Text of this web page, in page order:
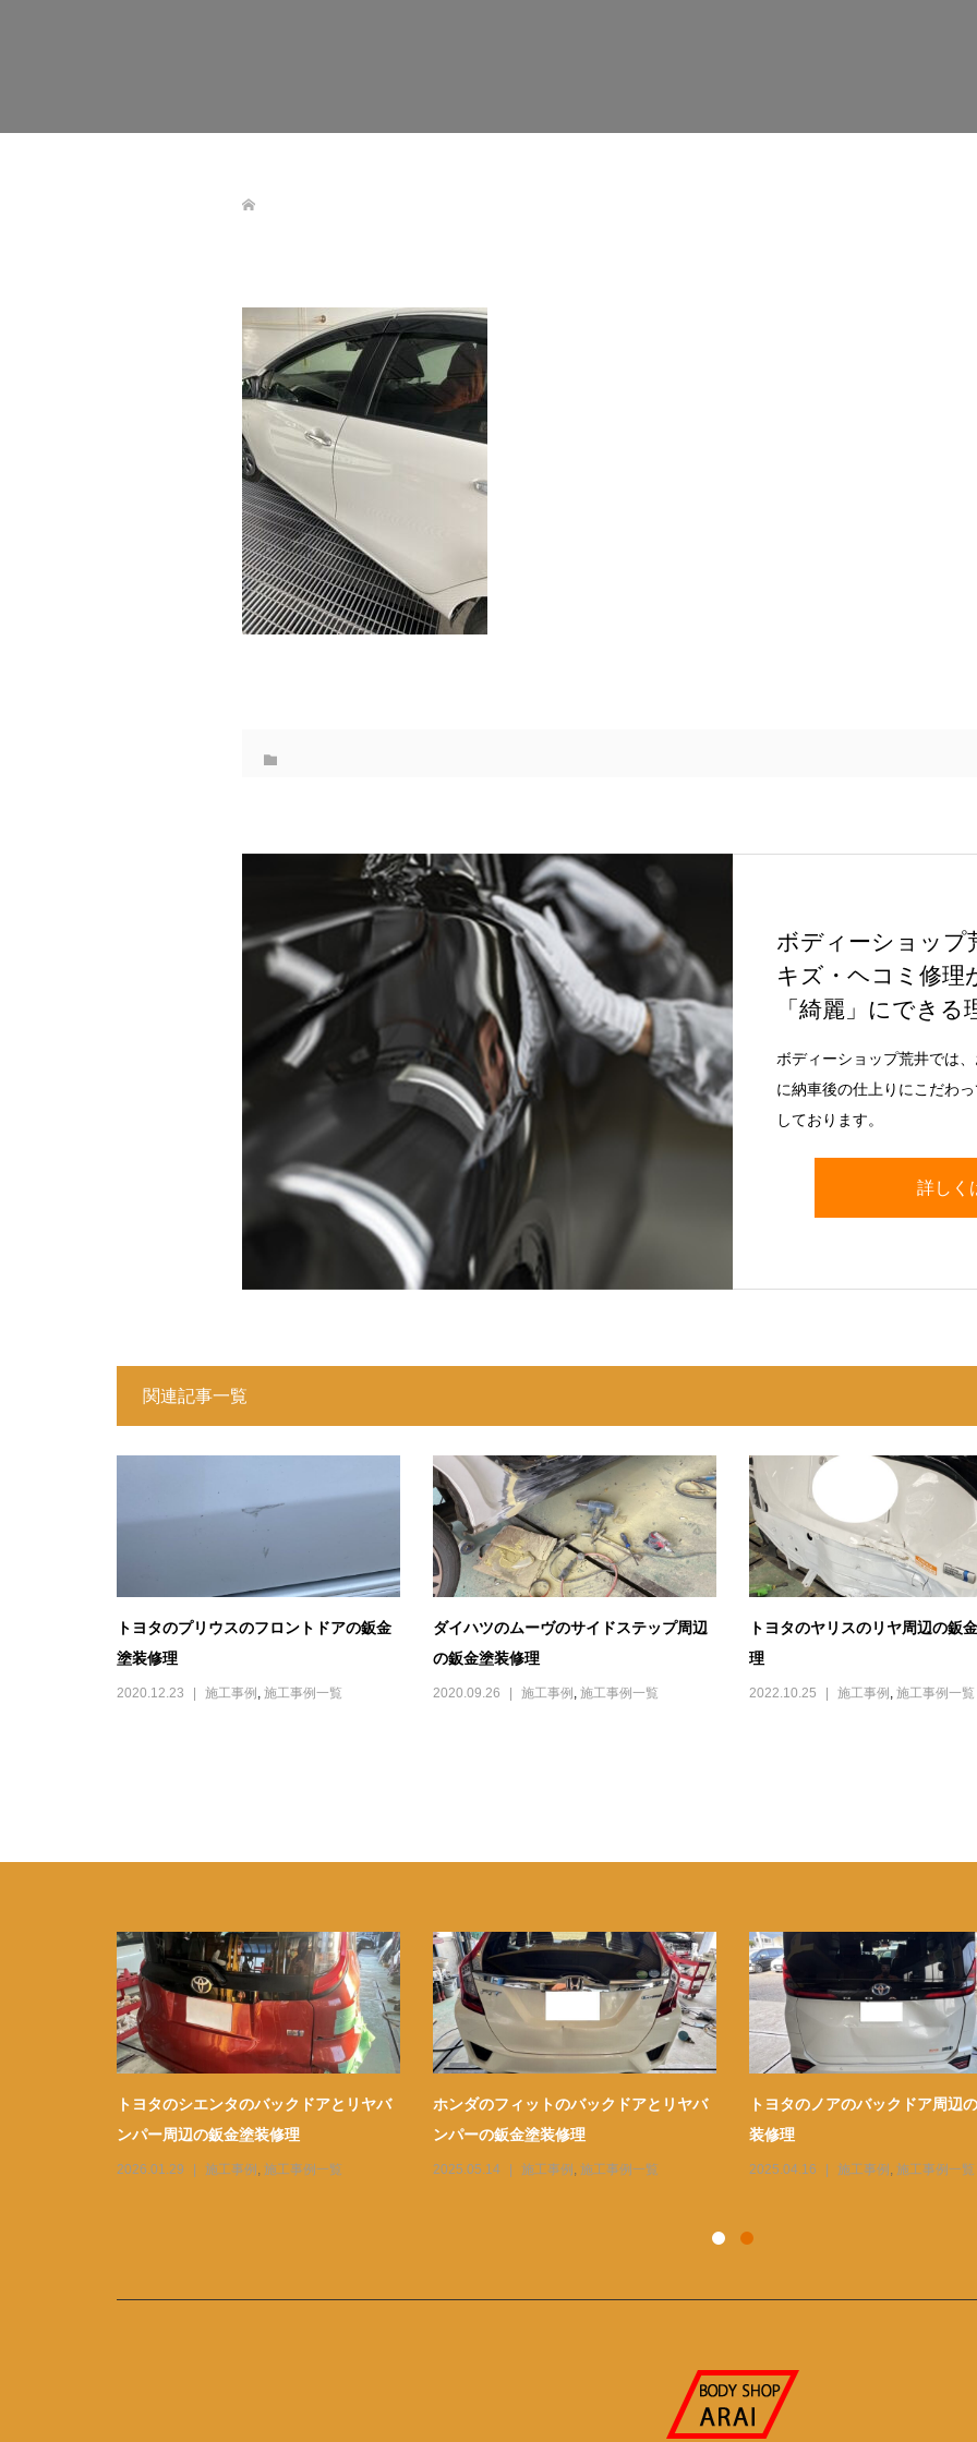
ボディーショップ
キズ・ヘコミ修理
「綺麗」にできる
ボディーショップ荒井では
に納車後の仕上りにこだわ
しております。
詳しく
関連記事一覧
トヨタのプリウスのフロントドアの鈑金
塗装修理
2020.12.23 施工事例 施工事例一覧
ダイハツのムーヴのサイドステップ周辺
の鈑金塗装修理
2020.09.26 施工事例 施工事例一覧
トヨタのヤリスのリヤ周辺の鈑
理
2022.10.25 施工事例 施工事例一覧
トヨタのシエンタのバックドアとリヤバ
ンパー周辺の鈑金塗装修理
2026.01.29 施工事例 , 施工事例一覧
ホンダのフィットのバックドアとリヤバ
ンパーの鈑金塗装修理
2025.05.14 施工事例 , 施工事例一覧
トヨタのノアのバックドア周辺
装修理
2025.04.16 施工事例 , 施工事例一覧